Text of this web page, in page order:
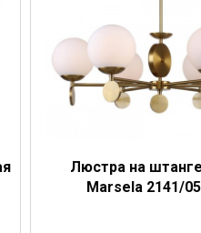
Люстра на
Marsela 2141/